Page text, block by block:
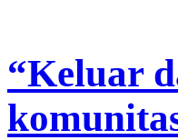
“Keluar